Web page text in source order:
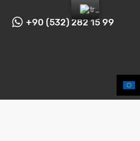
+90 (532) 282 15 99